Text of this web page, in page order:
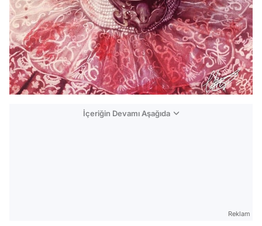
İçeriğin Devamı Aşağıda
Reklam